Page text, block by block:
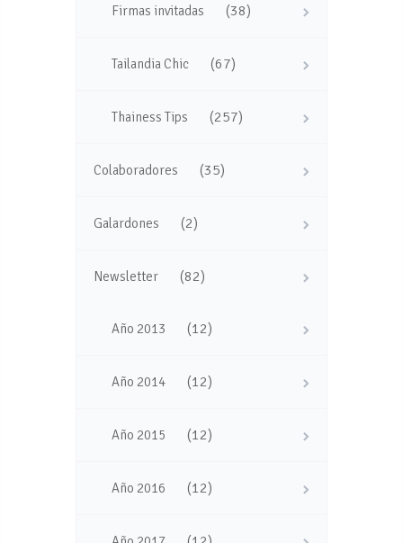
Firmas invitadas (38)
Tailandia Chic (67)
Thainess Tips (257)
Colaboradores (35)
Galardones (2)
Newsletter (82)
Año 2013 (12)
Año 2014 (12)
Año 2015 (12)
Año 2016 (12)